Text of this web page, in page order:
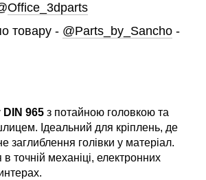
Office_3dparts
товару - @Parts_by_Sancho -
DIN 965 з потайною головкою та
Ідеальний для кріплень, де
заглиблення голівки у матеріал.
точній механіці, електронних